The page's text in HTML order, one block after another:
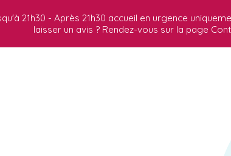
21h30 - Après 21h30 accueil en urgence
laisser un avis ? Rendez-vous sur la page